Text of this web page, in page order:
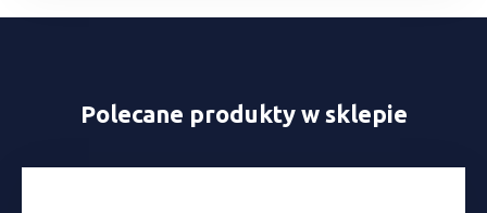
Polecane produkty w sklepie